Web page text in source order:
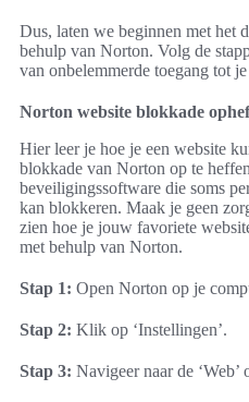
Dus, laten we beginnen met het
behulp van Norton. Volg de
van onbelemmerde toegang tot
Norton website blokkade
Hier leer je hoe je een website
blokkade van Norton op te
beveiligingssoftware die soms
kan blokkeren. Maak je geen
zien hoe je jouw favoriete
met behulp van Norton.
Stap 1: Open Norton op je
Stap 2: Klik op ‘Instellingen’.
Stap 3: Navigeer naar de ‘Web’